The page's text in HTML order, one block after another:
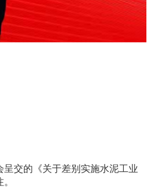
交的《关于差别实施水泥工业